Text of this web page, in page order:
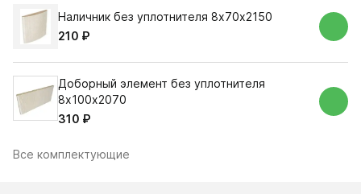
Наличник без уплотнителя 8х70х2150
210 ₽
Доборный элемент без уплотнителя
8х100х2070
310 ₽
Все комплектующие